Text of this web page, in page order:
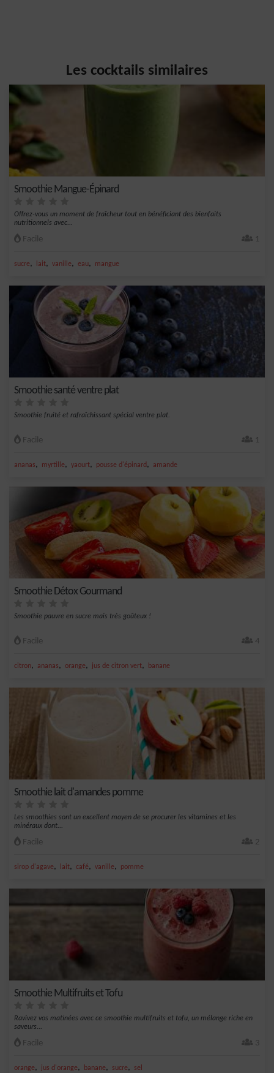
Les cocktails similaires
Smoothie Mangue-Épinard
Offrez-vous un moment de fraîcheur tout en bénéficiant des bienfaits
nutritionnels avec...
Facile 1
sucre, lait, vanille, eau, mangue
Smoothie santé ventre plat
Smoothie fruité et rafraîchissant spécial ventre plat.
Facile 1
ananas, myrtille, yaourt, pousse d'épinard , amande
Smoothie Détox Gourmand
Smoothie pauvre en sucre mais très goûteux !
Facile 4
citron, ananas, orange, jus de citron vert, banane
Smoothie lait d'amandes pomme
Les smoothies sont un excellent moyen de se procurer les vitamines et les
minéraux dont...
Facile 2
sirop d'agave, lait, café, vanille, pomme
Smoothie Multifruits et Tofu
Ravivez vos matinées avec ce smoothie multifruits et tofu, un mélange riche en
saveurs...
Facile 3
orange, jus d'orange, banane, sucre, sel